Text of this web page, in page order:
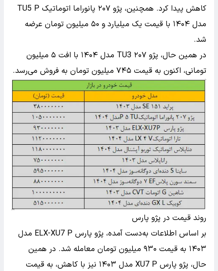
کاهش پیدا کرد. همچنین، پژو ۲۰۷ پانوراما اتوماتیک TU5 P
مدل ۱۴۰۴ با قیمت یک میلیارد و ۵۰ میلیون تومان عرضه
شد.
در همین حال، پژو ۲۰۷ TU3 مدل ۱۴۰۴ با افت ۵ میلیون
تومانی، اکنون به ‌قیمت ۷۴۵ میلیون تومان به فروش می‌رسد.
روند قیمت در پژو پارس
بر اساس اطلاعات به‌دست آمده، پژو پارس ELX-XU7 P مدل
۱۴۰۳ به قیمت ۹۳۰ میلیون تومان معامله شد. در همین
حال، پژو پارس XU7 P مدل ۱۴۰۳ نیز با کاهش، به قیمت